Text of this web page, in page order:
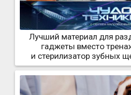
Лучший материал для
гаджеты вместо
и стерилизатор зубных